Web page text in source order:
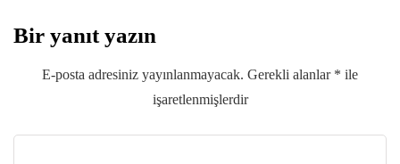
Bir yanıt yazın
E-posta adresiniz yayınlanmayacak. Gerekli alanlar * ile
işaretlenmişlerdir